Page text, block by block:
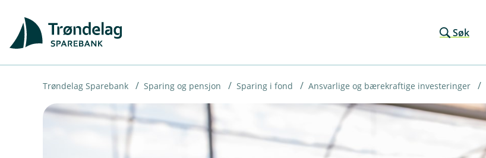
Søk
Trøndelag Sparebank Sparing og pensjon Sparing i fond Ansvarlige og bærekraftige investeringer